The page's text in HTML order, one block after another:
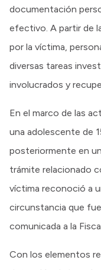
documentación
efectivo. A partir de
por la víctima,
diversas tareas
involucrados y
En el marco de las
una adolescente de
posteriormente en
trámite relacionado
víctima reconoció a
circunstancia que
comunicada a la
Con los elementos